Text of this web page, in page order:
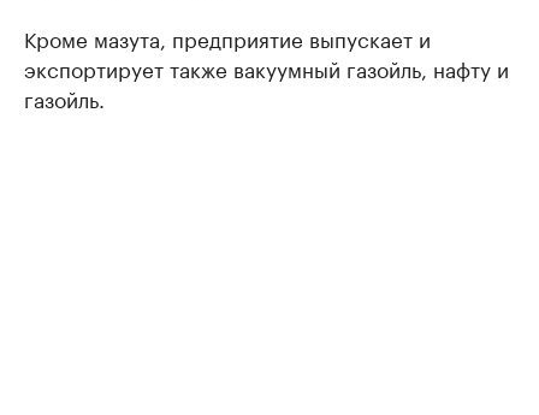
Кроме мазута, предприятие выпускает и
экспортирует также вакуумный газойль, нафту и
газойль.